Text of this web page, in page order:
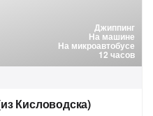
Джиппинг
На машине
На микроавтобусе
12 часов
Кисловодска)